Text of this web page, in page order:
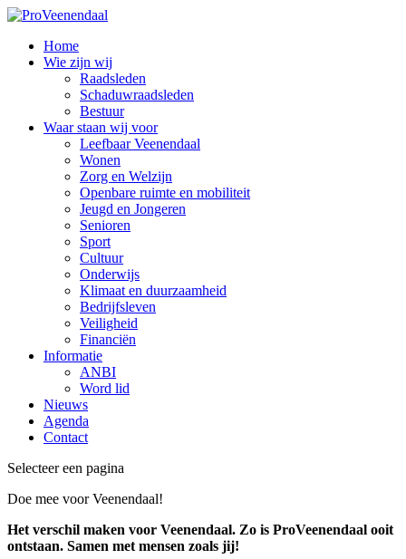
Home
Wie zijn wij
Raadsleden
Schaduwraadsleden
Bestuur
Waar staan wij voor
Leefbaar Veenendaal
Wonen
Zorg en Welzijn
Openbare ruimte en mobiliteit
Jeugd en Jongeren
Senioren
Sport
Cultuur
Onderwijs
Klimaat en duurzaamheid
Bedrijfsleven
Veiligheid
Financiën
Informatie
ANBI
Word lid
Nieuws
Agenda
Contact
Selecteer een pagina
Doe mee voor Veenendaal!
Het verschil maken voor Veenendaal. Zo is ProVeenendaal ooit
ontstaan. Samen met mensen zoals jij!